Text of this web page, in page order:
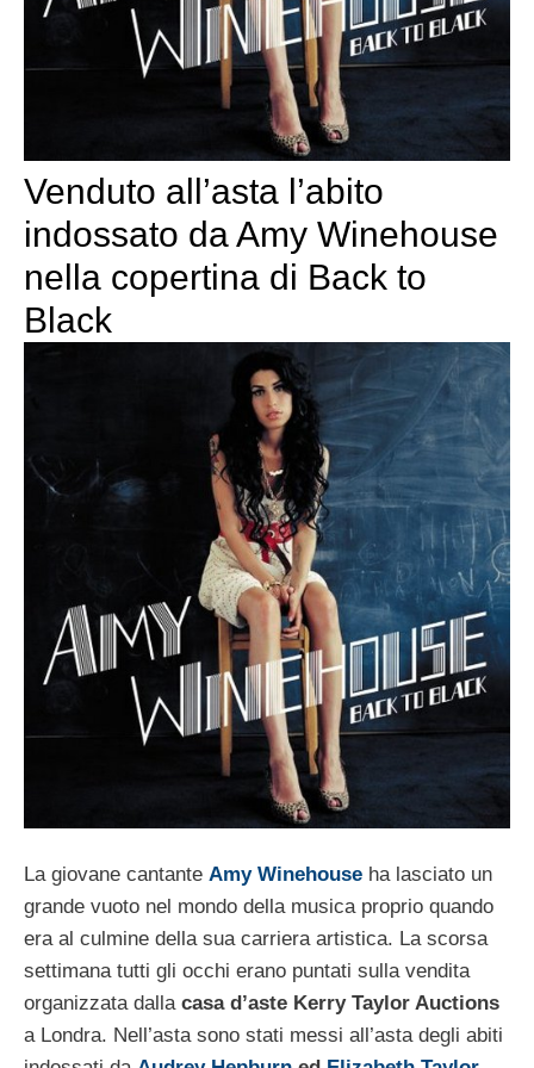
Venduto all’asta l’abito
indossato da Amy Winehouse
nella copertina di Back to
Black
La giovane cantante Amy Winehouse ha lasciato un
grande vuoto nel mondo della musica proprio quando
era al culmine della sua carriera artistica. La scorsa
settimana tutti gli occhi erano puntati sulla vendita
organizzata dalla casa d’aste Kerry Taylor Auctions
a Londra. Nell’asta sono stati messi all’asta degli abiti